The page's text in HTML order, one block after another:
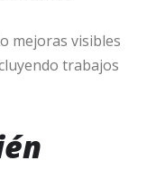
mejoras visibles
trabajos